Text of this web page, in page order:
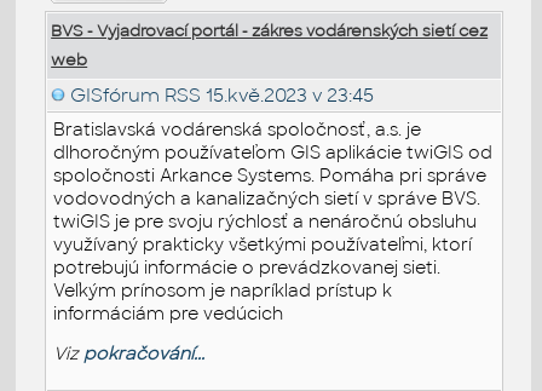
BVS - Vyjadrovací portál - zákres vodárenských sietí cez
web
GISfórum RSS 15.kvě.2023 v 23:45
Bratislavská vodárenská spoločnosť, a.s. je
dlhoročným používateľom GIS aplikácie twiGIS od
spoločnosti Arkance Systems. Pomáha pri správe
vodovodných a kanalizačných sietí v správe BVS.
twiGIS je pre svoju rýchlosť a nenáročnú obsluhu
využívaný prakticky všetkými používateľmi, ktorí
potrebujú informácie o prevádzkovanej sieti.
Veľkým prínosom je napríklad prístup k
informáciám pre vedúcich
Viz pokračování...